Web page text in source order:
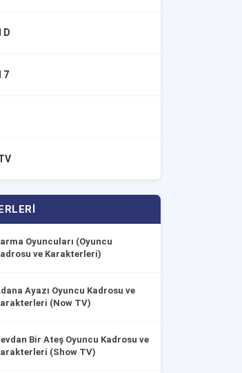
D
7
Oyuncuları (Oyuncu
ve Karakterleri)
Ayazı Oyuncu Kadrosu ve
(Now TV)
Bir Ateş Oyuncu Kadrosu ve
(Show TV)